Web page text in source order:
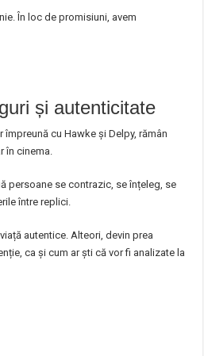
În loc de promisiuni, avem
și autenticitate
cu Hawke și Delpy, rămân
în cinema.
persoane se contrazic, se înțeleg, se
între replici.
autentice. Alteori, devin prea
ca și cum ar ști că vor fi analizate la